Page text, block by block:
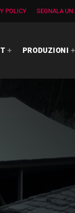
POLICY SEGNALA UN
PRODUZIONI